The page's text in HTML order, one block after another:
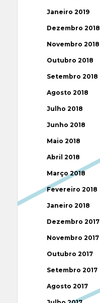
Janeiro 2019
Dezembro 2018
Novembro 2018
Outubro 2018
Setembro 2018
Agosto 2018
Julho 2018
Junho 2018
Maio 2018
Abril 2018
Março 2018
Fevereiro 2018
Janeiro 2018
Dezembro 2017
Novembro 2017
Outubro 2017
Setembro 2017
Agosto 2017